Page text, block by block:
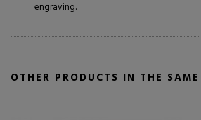
engraving.
OTHER PRODUCTS IN THE